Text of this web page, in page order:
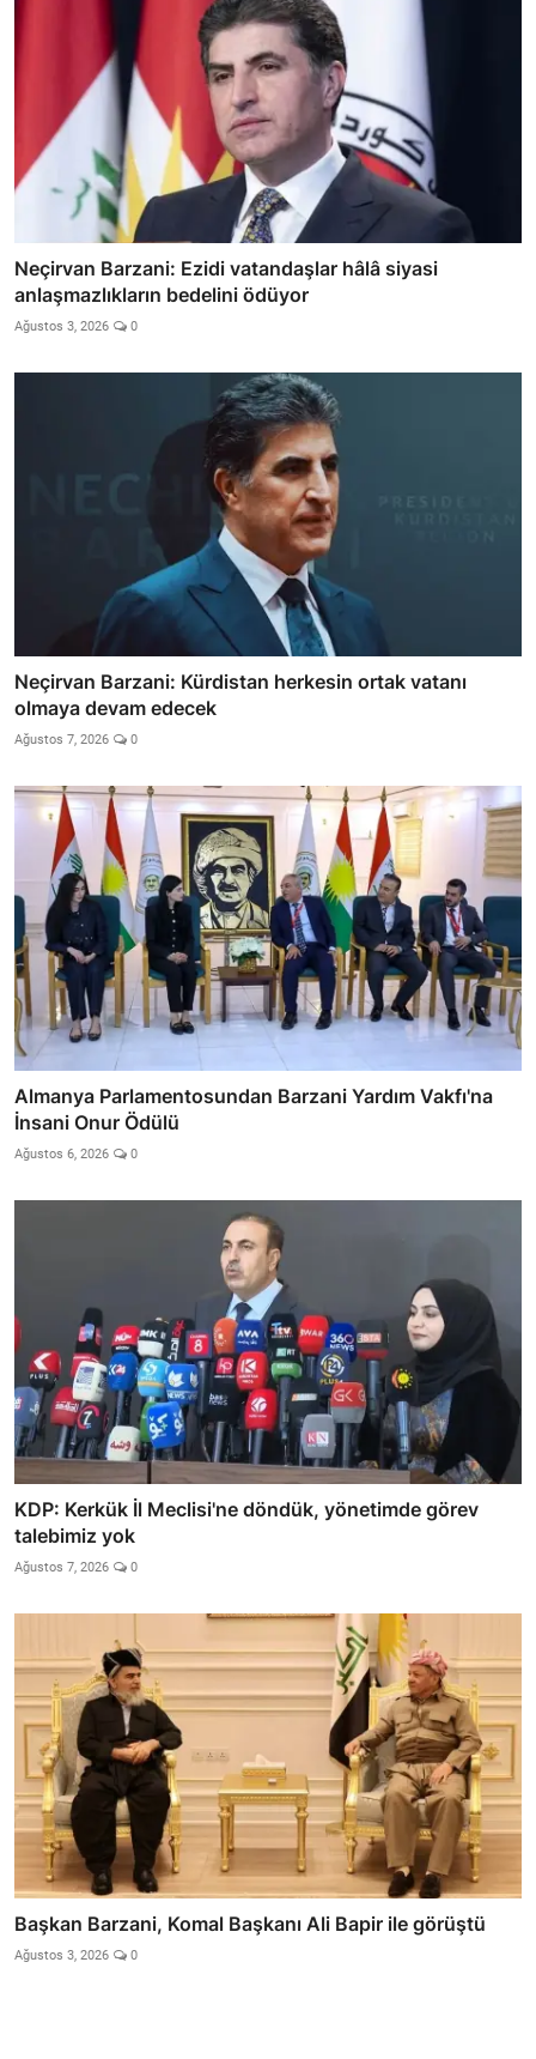
Neçirvan Barzani: Ezidi vatandaşlar hâlâ siyasi
anlaşmazlıkların bedelini ödüyor
Ağustos 3, 2026 0
Neçirvan Barzani: Kürdistan herkesin ortak vatanı
olmaya devam edecek
Ağustos 7, 2026 0
Almanya Parlamentosundan Barzani Yardım Vakfı'na
İnsani Onur Ödülü
Ağustos 6, 2026 0
KDP: Kerkük İl Meclisi'ne döndük, yönetimde görev
talebimiz yok
Ağustos 7, 2026 0
Başkan Barzani, Komal Başkanı Ali Bapir ile görüştü
Ağustos 3, 2026 0